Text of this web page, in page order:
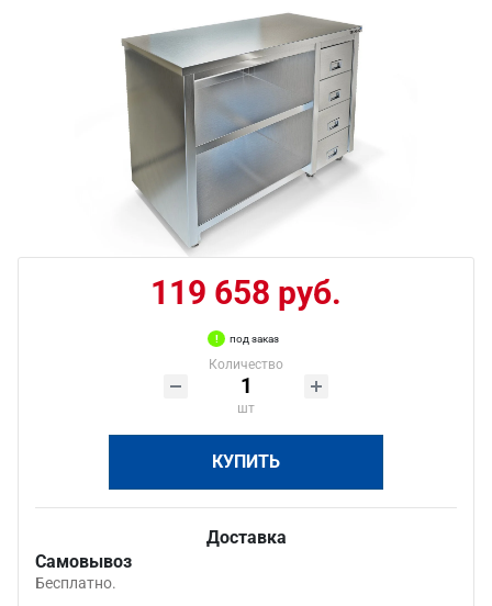
119 658 руб.
под заказ
Количество
шт
КУПИТЬ
Доставка
Самовывоз
Бесплатно.